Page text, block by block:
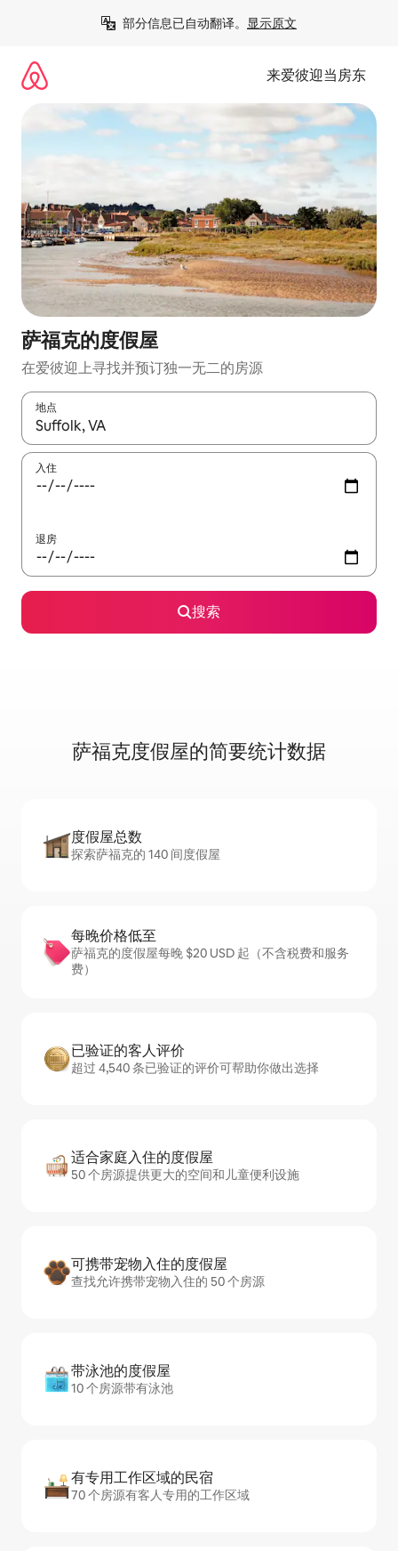
部分信息已自动翻译。 显示原文
来爱彼迎当房东
萨福克的度假屋
在爱彼迎上寻找并预订独一无二的房源
地点
如有搜索结果，请使用上下方向键查看，或通过点击或滑动手势
入住
退房
搜索
萨福克度假屋的简要统计数据
度假屋总数
探索萨福克的 140 间度假屋
每晚价格低至
萨福克的度假屋每晚 $20 USD 起（不含税费和服务
费）
已验证的客人评价
超过 4,540 条已验证的评价可帮助你做出选择
适合家庭入住的度假屋
50 个房源提供更大的空间和儿童便利设施
可携带宠物入住的度假屋
查找允许携带宠物入住的 50 个房源
带泳池的度假屋
10 个房源带有泳池
有专用工作区域的民宿
70 个房源有客人专用的工作区域